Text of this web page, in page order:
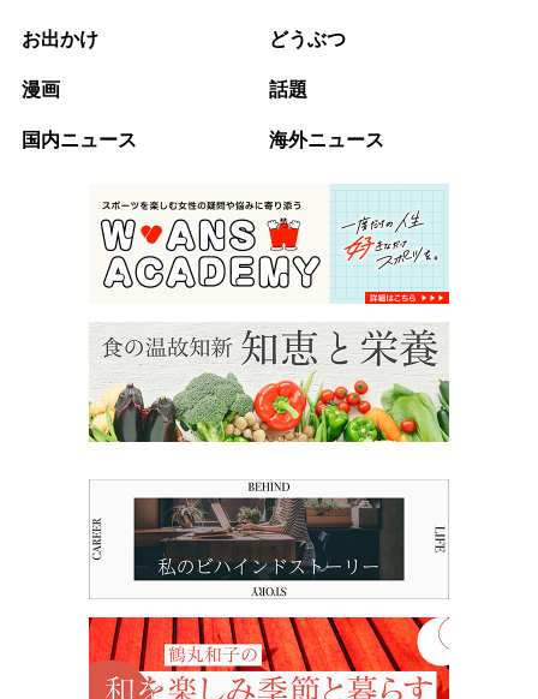
お出かけ どうぶつ
漫画 話題
国内ニュース 海外ニュース